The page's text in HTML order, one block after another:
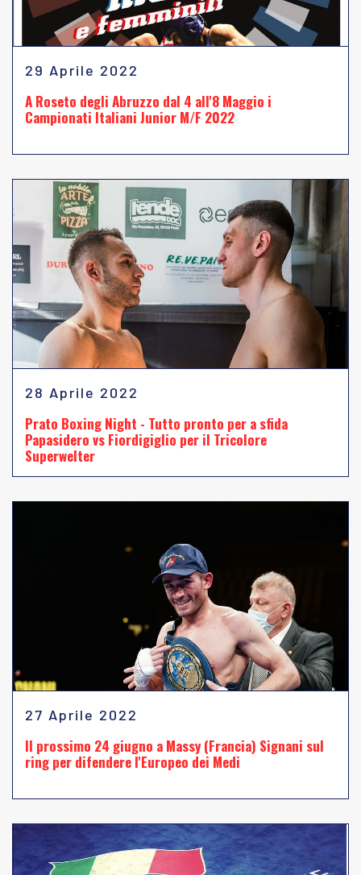
29 Aprile 2022
A Roseto degli Abruzzo dal 4 all'8 Maggio i
Campionati Italiani Junior M/F 2022
28 Aprile 2022
Prato Boxing Night - Tutto pronto per a sfida
Papasidero vs Fiordigiglio per il Tricolore
Superwelter
27 Aprile 2022
Il prossimo 24 giugno a Massy (Francia) Signani sul
ring per difendere l'Europeo dei Medi